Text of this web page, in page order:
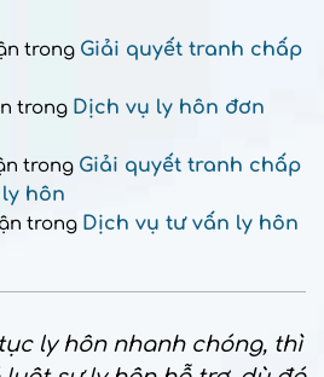
trong Giải quyết tranh chấp
trong Dịch vụ ly hôn đơn
trong Giải quyết tranh chấp
hôn
trong Dịch vụ tư vấn ly hôn
ly hôn nhanh chóng, thì